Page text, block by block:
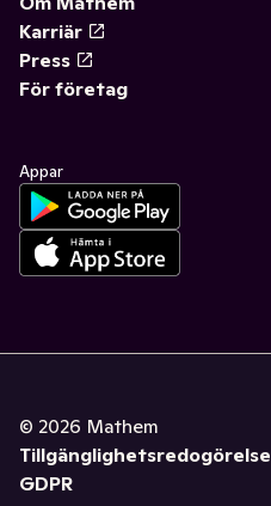
Karriär
Press
För företag
Appar
© 2026 Mathem
Tillgänglighetsredogörelse
GDPR